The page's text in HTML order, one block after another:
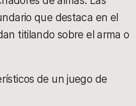
que destaca en el
titilando sobre el arma o
de un juego de